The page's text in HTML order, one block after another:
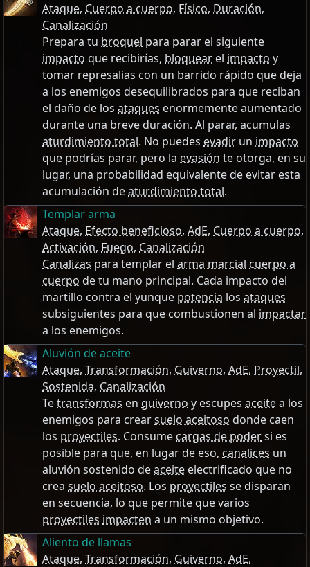
Ataque, Cuerpo a cuerpo, Físico, Duración,
Canalización
Prepara tu broquel para parar el siguiente
impacto que recibirías, bloquearel impacto y
tomar represalias con un barrido rápido que deja
a los enemigos desequilibrados para que reciban
el daño de los ataques enormemente aumentado
durante una breve duración. Al parar, acumulas
aturdimiento total. No puedes evadir un impacto
que podrías parar, pero la evasión te otorga, en su
lugar, una probabilidad equivalente de evitar esta
acumulación deaturdimiento total.
Templar arma
Ataque, Efecto beneficioso, AdE, Cuerpo a cuerpo,
Activación, Fuego, Canalización
Canalizas para templar el arma marcial cuerpo a
cuerpo de tu mano principal. Cada impacto del
martillo contra el yunque potencia los ataques
subsiguientes para que combustionen al impactar
a los enemigos.
Aluvión de aceite
Ataque, Transformación, Guiverno, AdE, Proyectil,
Sostenida, Canalización
Tetransformas en guiverno y escupes aceitea los
enemigos para crearsuelo aceitoso donde caen
los proyectiles. Consume cargas de podersi es
posible para que, en lugar de eso, canalices un
aluvión sostenido deaceite electrificado que no
crea suelo aceitoso. Los proyectiles se disparan
en secuencia, lo que permite que varios
proyectiles impacten a un mismo objetivo.
Aliento de llamas
Ataque, Transformación, Guiverno, AdE,